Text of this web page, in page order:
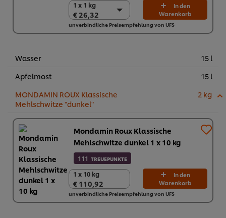
1 x 1 kg
€ 26,32
1 x 1 kg
€ 26,32
6 x 1 kg
In den
Warenkorb
unverbindliche Preisempfehlung von UFS
Wasser
15 l
Apfelmost
15 l
MONDAMIN ROUX Klassische
Mehlschwitze "dunkel"
2 kg
Mondamin Roux Klassische
Mehlschwitze dunkel 1 x 10 kg
111 TREUEPUNKTE
1 x 10 kg
€ 110,92
1 x 10 kg
€ 110,92
In den
Warenkorb
unverbindliche Preisempfehlung von UFS